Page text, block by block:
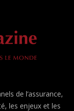
de l’assurance,
les enjeux et les